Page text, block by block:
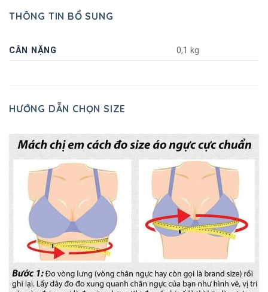
THÔNG TIN BỔ SUNG
CÂN NẶNG 0,1 kg
HƯỚNG DẪN CHỌN SIZE